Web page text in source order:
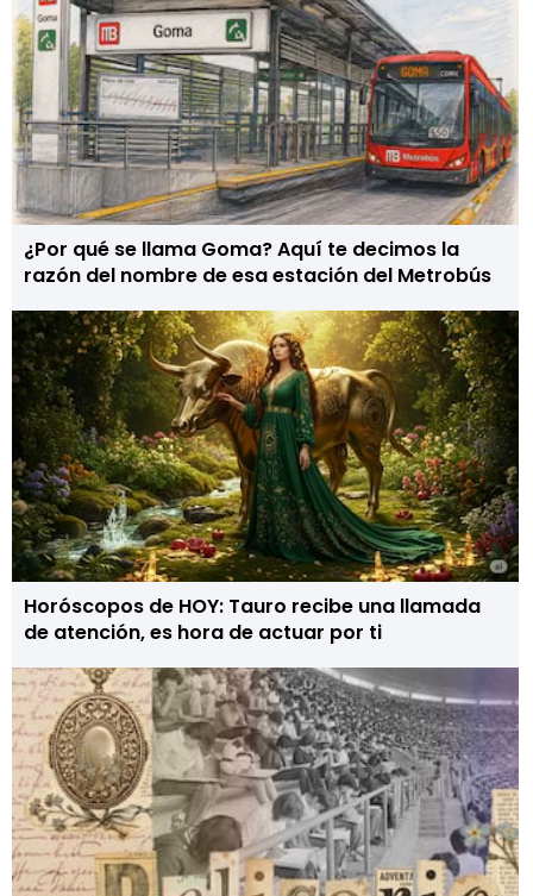
¿Por qué se llama Goma? Aquí te decimos la
razón del nombre de esa estación del Metrobús
Horóscopos de HOY: Tauro recibe una llamada
de atención, es hora de actuar por ti